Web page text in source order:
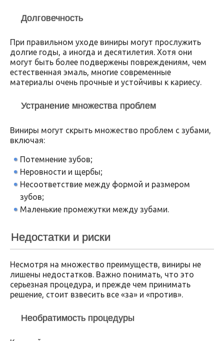
Долговечность
При правильном уходе виниры могут прослужить
долгие годы, а иногда и десятилетия. Хотя они
могут быть более подвержены повреждениям, чем
естественная эмаль, многие современные
материалы очень прочные и устойчивы к кариесу.
Устранение множества проблем
Виниры могут скрыть множество проблем с зубами,
включая:
Потемнение зубов;
Неровности и щербы;
Несоответствие между формой и размером
зубов;
Маленькие промежутки между зубами.
Недостатки и риски
Несмотря на множество преимуществ, виниры не
лишены недостатков. Важно понимать, что это
серьезная процедура, и прежде чем принимать
решение, стоит взвесить все «за» и «против».
Необратимость процедуры